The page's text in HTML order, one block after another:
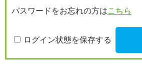
パスワードをお忘れの方はこちら
ログイン状態を保存する